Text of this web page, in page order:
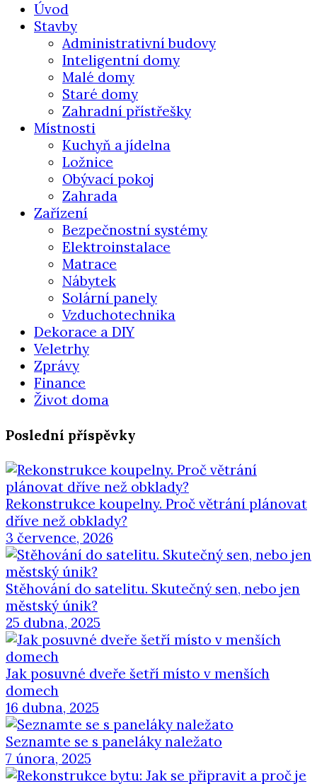
Úvod
Stavby
Administrativní budovy
Inteligentní domy
Malé domy
Staré domy
Zahradní přístřešky
Místnosti
Kuchyň a jídelna
Ložnice
Obývací pokoj
Zahrada
Zařízení
Bezpečnostní systémy
Elektroinstalace
Matrace
Nábytek
Solární panely
Vzduchotechnika
Dekorace a DIY
Veletrhy
Zprávy
Finance
Život doma
Poslední příspěvky
Rekonstrukce koupelny. Proč větrání plánovat
dříve než obklady?
3 července, 2026
Stěhování do satelitu. Skutečný sen, nebo jen
městský únik?
25 dubna, 2025
Jak posuvné dveře šetří místo v menších
domech
16 dubna, 2025
Seznamte se s paneláky naležato
7 února, 2025